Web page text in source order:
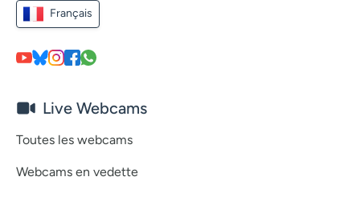
Français
Live Webcams
Toutes les webcams
Webcams en vedette